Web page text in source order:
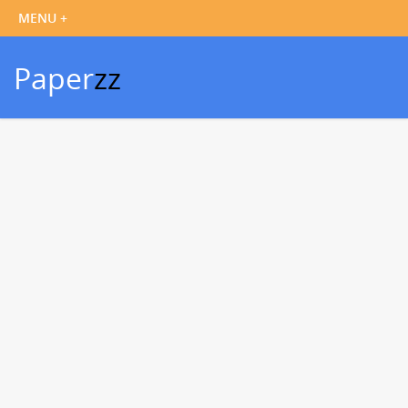
Paperzz